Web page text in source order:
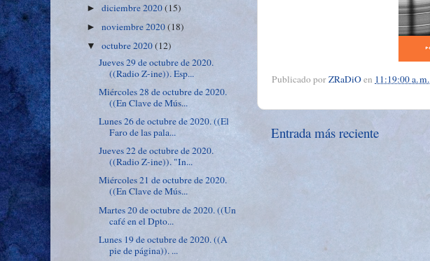
Publicado porZRaDiOen 11:19:00 a. m.
Entrada más reciente
►diciembre 2020(15)
►noviembre 2020(18)
▼octubre 2020(12)
Jueves 29 de octubre de 2020.
((Radio Z-ine)). Esp...
Miércoles 28 de octubre de 2020.
((En Clave de Mús...
Lunes 26 de octubre de 2020. ((El
Faro de las pala...
Jueves 22 de octubre de 2020.
((Radio Z-ine)). "In...
Miércoles 21 de octubre de 2020.
((En Clave de Mús...
Martes 20 de octubre de 2020. ((Un
café en el Dpto...
Lunes 19 de octubre de 2020. ((A
pie de página)). ...